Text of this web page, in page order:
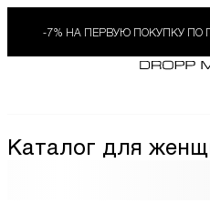
-7% НА ПЕРВУЮ ПОКУПКУ ПО
Каталог для